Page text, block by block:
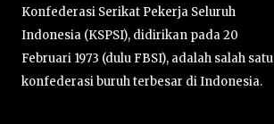
Konfederasi Serikat Pekerja Seluruh
Indonesia (KSPSI), didirikan pada 20
Februari 1973 (dulu FBSI), adalah salah satu
konfederasi buruh terbesar di Indonesia.